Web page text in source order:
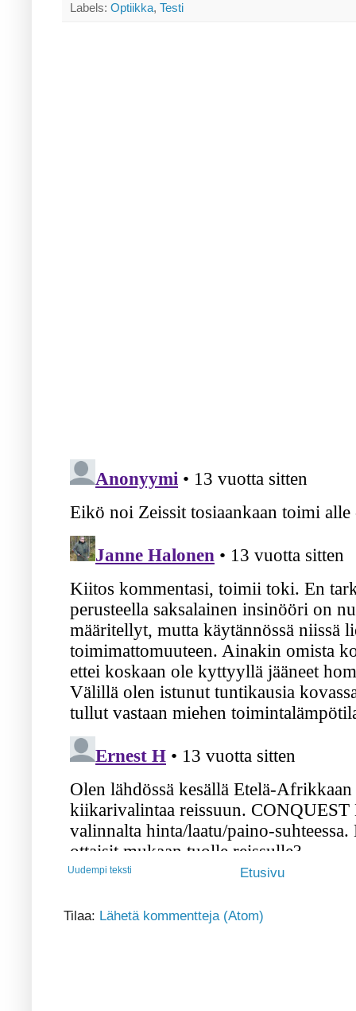
Labels: Optiikka, Testi
Uudempi teksti Etusivu
Tilaa: Lähetä kommentteja (Atom)